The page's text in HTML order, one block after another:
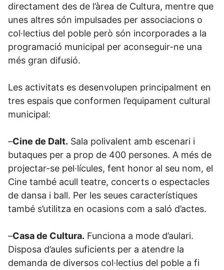
directament des de l’àrea de Cultura, mentre que
unes altres són impulsades per associacions o
col·lectius del poble però són incorporades a la
programació municipal per aconseguir-ne una
més gran difusió.
Les activitats es desenvolupen principalment en
tres espais que conformen l’equipament cultural
municipal:
–Cine de Dalt. Sala polivalent amb escenari i
butaques per a prop de 400 persones. A més de
projectar-se pel·lícules, fent honor al seu nom, el
Cine també acull teatre, concerts o espectacles
de dansa i ball. Per les seues característiques
també s’utilitza en ocasions com a saló d’actes.
–Casa de Cultura. Funciona a mode d’aulari.
Disposa d’aules suficients per a atendre la
demanda de diversos col·lectius del poble a fi